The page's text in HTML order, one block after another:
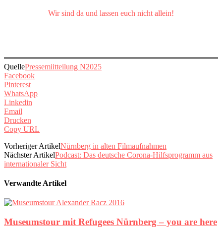
Wir sind da und lassen euch nicht allein!
QuellePressemiitteilung N2025
Facebook
Pinterest
WhatsApp
Linkedin
Email
Drucken
Copy URL
Vorheriger ArtikelNürnberg in alten Filmaufnahmen
Nächster ArtikelPodcast: Das deutsche Corona-Hilfsprogramm aus
internationaler Sicht
Verwandte Artikel
Museumstour mit Refugees Nürnberg – you are here